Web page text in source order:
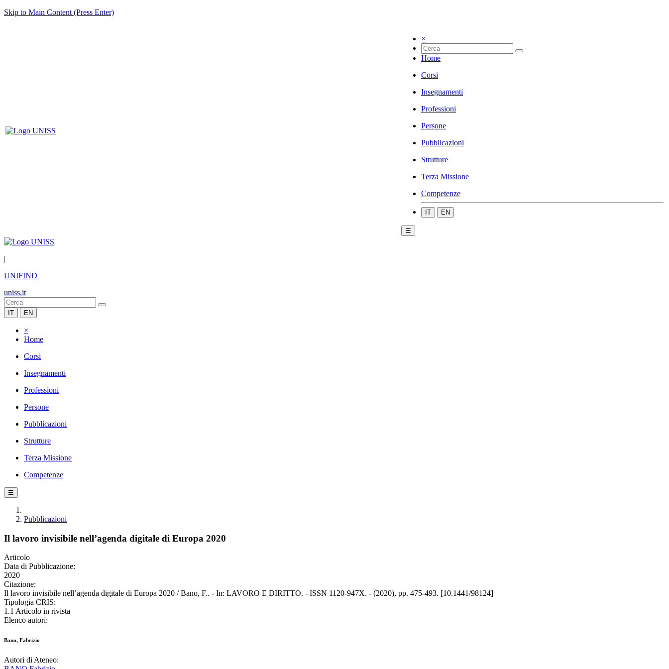
Skip to Main Content (Press Enter)
×
Home
Corsi
Insegnamenti
Professioni
Persone
Pubblicazioni
Strutture
Terza Missione
Competenze
IT EN
☰
|
UNIFIND
uniss.it
IT EN
×
Home
Corsi
Insegnamenti
Professioni
Persone
Pubblicazioni
Strutture
Terza Missione
Competenze
☰
Pubblicazioni
Il lavoro invisibile nell’agenda digitale di Europa 2020
Articolo
Data di Pubblicazione:
2020
Citazione:
Il lavoro invisibile nell’agenda digitale di Europa 2020 / Bano, F.. - In: LAVORO E DIRITTO. - ISSN 1120-947X. - (2020), pp. 475-493. [10.1441/98124]
Tipologia CRIS:
1.1 Articolo in rivista
Elenco autori:
Bano, Fabrizio
Autori di Ateneo: